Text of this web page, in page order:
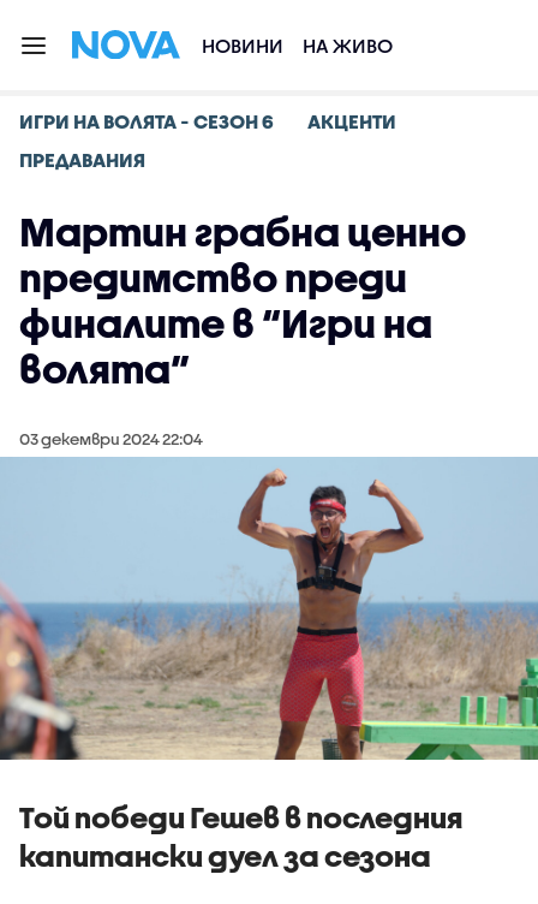
НОВИНИ НА ЖИВО
ИГРИ НА ВОЛЯТА - СЕЗОН 6
АКЦЕНТИ
ПРЕДАВАНИЯ
Мартин грабна ценно
предимство преди
финалите в “Игри на
волята”
03 декември 2024 22:04
Той победи Гешев в последния
капитански дуел за сезона